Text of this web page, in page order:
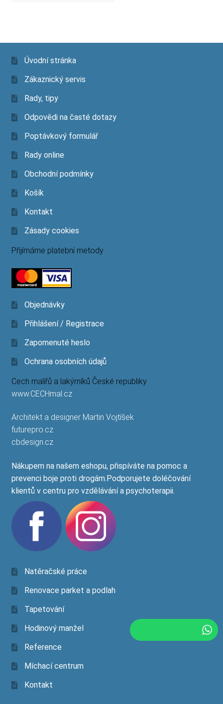
Úvodní stránka
Zákaznický servis
Rady, tipy
Odpovědi na časté dotazy
Poptávkový formulář
Rady online
Obchodní podmínky
Košík
Kontakt
Zásady cookies
Přijímáme platební metody
Objednávky
Přihlášení / Registrace
Zapomenuté heslo
Ochrana osobních údajů
Cech malířů a lakýrníků České republiky
www.CECHmal.cz
Architekt a designer Martin Vojtíšek
futurepro.cz
cbdesign.cz
Nákupem na našem eshopu, přispíváte na pomoc a
prevenci boje proti drogám.Podporujete doléčování
klientů v centru pro vzdělávání a psychoterapii.
Natěračské práce
Renovace parket a podlah
Tapetování
Hodinový manžel
Reference
Míchací centrum
Kontakt